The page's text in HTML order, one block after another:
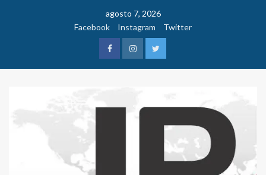
agosto 7, 2026
Facebook
Instagram Twitter
FacebookInstagramTwitter